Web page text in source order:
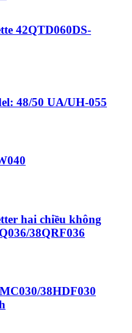
42QTD060DS-
48/50 UA/UH-055
hai chiều không
38QRF036
38HDF030